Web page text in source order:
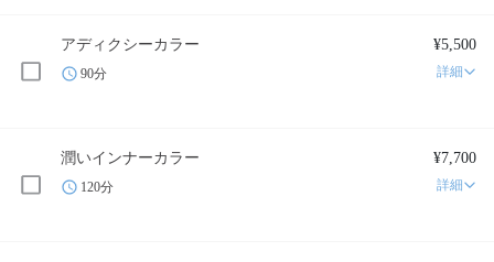
アディクシーカラー ¥5,500
90分 詳細
潤いインナーカラー ¥7,700
120分 詳細